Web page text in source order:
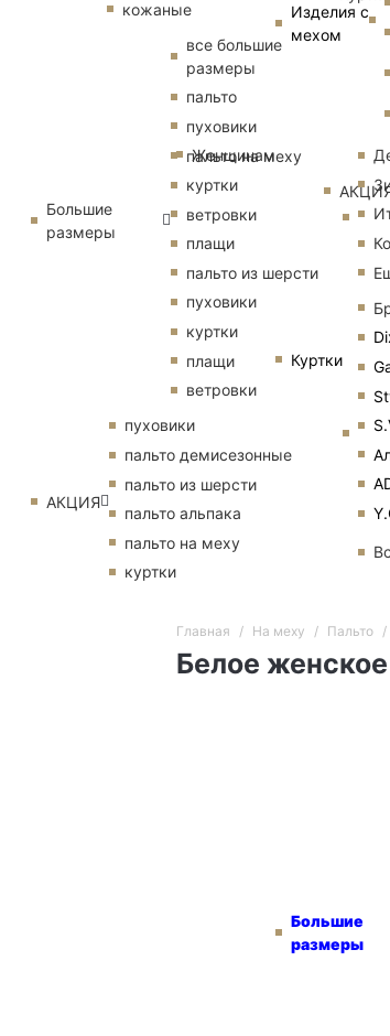
Женщинам
Изделия с
мехом
Куртки
Большие
размеры
кожаные
Большие
размеры
все большие
размеры
пальто
пуховики
пальто на меху
куртки
ветровки
плащи
пальто из шерсти
пуховики
куртки
плащи
ветровки
АКЦИЯ
пуховики
пальто демисезонные
пальто из шерсти
пальто альпака
пальто на меху
куртки
Главная На меху Пальто
Белое